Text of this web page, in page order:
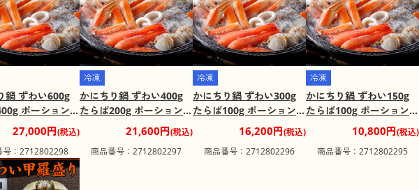
鍋 ずわい600g
ポーション2
料込み】
27,000円(税込)
号：2712802298
冷凍
かにちり鍋 ずわい400g
たらば200g ポーション2
00g【送料込み】
21,600円(税込)
商品番号：2712802297
冷凍
かにちり鍋 ずわい300g
たらば100g ポーション1
00g【送料込み】
16,200円(税込)
商品番号：2712802296
冷凍
かにちり鍋 ずわい150g
たらば100g ポーション1
00g【送料込み】
10,800円(税込)
商品番号：2712802295